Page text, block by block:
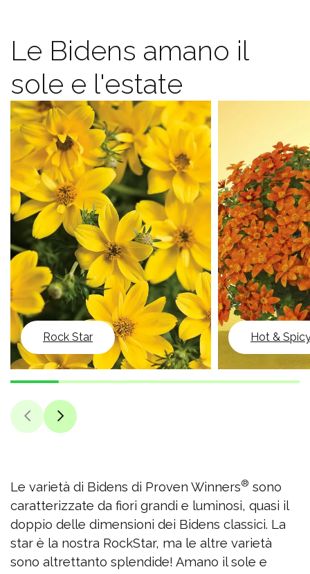
Le Bidens amano il
sole e l'estate
Rock Star Hot &
Le varietà di Bidens di Proven Winners® sono
caratterizzate da fiori grandi e luminosi, quasi il
doppio delle dimensioni dei Bidens classici. La
star è la nostra RockStar, ma le altre varietà
sono altrettanto splendide! Amano il sole e